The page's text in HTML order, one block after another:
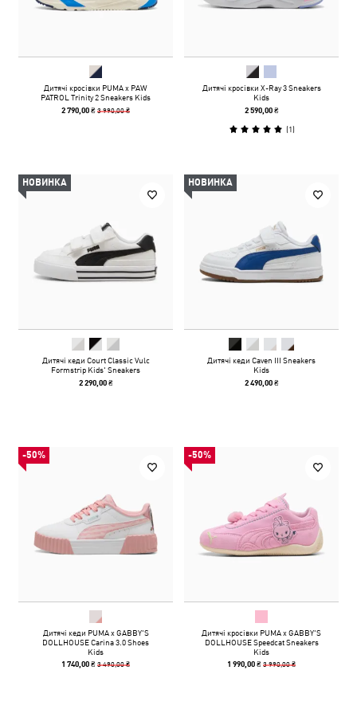
Дитячі кросівки PUMA x PAW
PATROL Trinity 2 Sneakers Kids
2 790,00 ₴3 990,00 ₴
Дитячі кросівки X-Ray 3 Sneakers
Kids
2 590,00 ₴
(1)
НОВИНКА
Дитячі кеди Court Classic Vulc
Formstrip Kids' Sneakers
2 290,00 ₴
НОВИНКА
Дитячі кеди Caven III Sneakers
Kids
2 490,00 ₴
-50%
Дитячі кеди PUMA x GABBY'S
DOLLHOUSE Carina 3.0 Shoes
Kids
1 740,00 ₴3 490,00 ₴
-50%
Дитячі кросівки PUMA x GABBY'S
DOLLHOUSE Speedcat Sneakers
Kids
1 990,00 ₴3 990,00 ₴